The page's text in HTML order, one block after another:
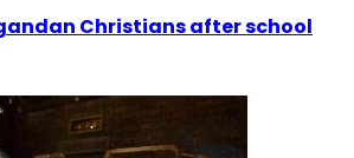
Christians after school